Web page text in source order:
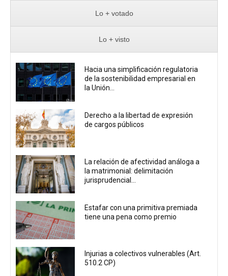
Lo + votado
Lo + visto
Hacia una simplificación regulatoria
de la sostenibilidad empresarial en
la Unión...
Derecho a la libertad de expresión
de cargos públicos
La relación de afectividad análoga a
la matrimonial: delimitación
jurisprudencial...
Estafar con una primitiva premiada
tiene una pena como premio
Injurias a colectivos vulnerables (Art.
510.2 CP)